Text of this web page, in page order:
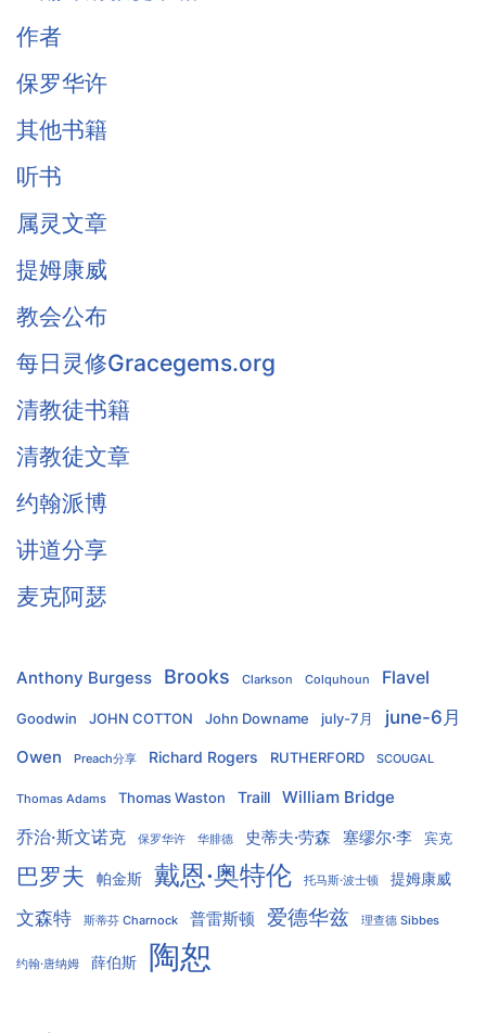
作者
保罗华许
其他书籍
听书
属灵文章
提姆康威
教会公布
每日灵修Gracegems.org
清教徒书籍
清教徒文章
约翰派博
讲道分享
麦克阿瑟
Anthony Burgess Brooks Clarkson Colquhoun Flavel
Goodwin JOHN COTTON John Downame july-7月 june-6月
Owen Preach分享 Richard Rogers RUTHERFORD SCOUGAL
Thomas Adams Thomas Waston Traill William Bridge
乔治·斯文诺克 保罗华许 华腓德 史蒂夫·劳森 塞缪尔·李 宾克
巴罗夫 帕金斯 戴恩·奥特伦 托马斯·波士顿 提姆康威
文森特 斯蒂芬 Charnock 普雷斯顿 爱德华兹 理查德 Sibbes
约翰·唐纳姆 薛伯斯 陶恕